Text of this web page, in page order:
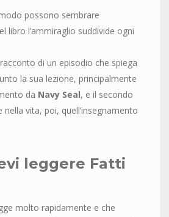
possono sembrare
libro l’ammiraglio suddivide ogni
di un episodio che spiega
la sua lezione, principalmente
da Navy Seal, e il secondo
vita, poi, quell’insegnamento
leggere Fatti
molto rapidamente e che